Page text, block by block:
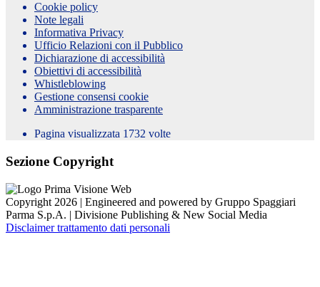
Cookie policy
Note legali
Informativa Privacy
Ufficio Relazioni con il Pubblico
Dichiarazione di accessibilità
Obiettivi di accessibilità
Whistleblowing
Gestione consensi cookie
Amministrazione trasparente
Pagina visualizzata 1732 volte
Sezione Copyright
Copyright 2026 | Engineered and powered by Gruppo Spaggiari
Parma S.p.A. | Divisione Publishing & New Social Media
Disclaimer trattamento dati personali